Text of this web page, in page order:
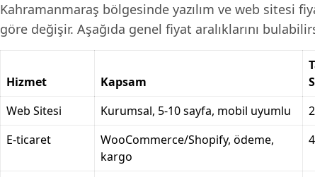
Kahramanmaraş bölgesinde yazılım ve web sitesi
göre değişir. Aşağıda genel fiyat aralıklarını
Hizmet Kapsam
Web Sitesi
Kurumsal, 5-10 sayfa, mobil uyumlu
E-ticaret
WooCommerce/Shopify, ödeme,
kargo